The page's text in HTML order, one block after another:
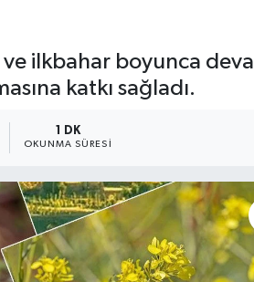
ve ilkbahar boyunca
katkı sağladı.
1 DK
OKUNMA SÜRESI